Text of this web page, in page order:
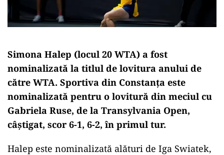
Simona Halep (locul 20 WTA) a fost
nominalizată la titlul de lovitura anului de
către WTA. Sportiva din Constanța este
nominalizată pentru o lovitură din meciul cu
Gabriela Ruse, de la Transylvania Open,
câştigat, scor 6-1, 6-2, în primul tur.
Halep este nominalizată alături de Iga Swiatek,